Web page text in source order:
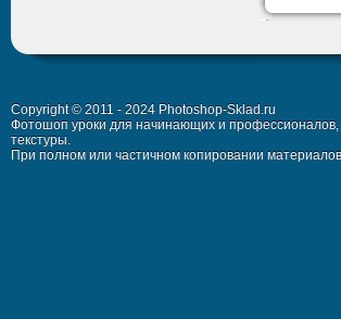
Copyright © 2011 - 2024 Photoshop-Sklad.ru
Фотошоп уроки для начинающих и
текстуры.
При полном или частичном копировании